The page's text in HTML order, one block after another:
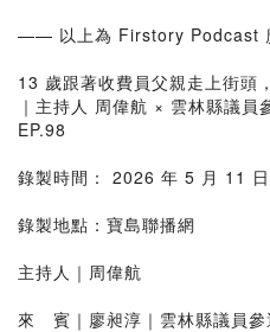
—— 以上為 Firstory
13 歲跟著收費員父親走上街頭
｜主持人 周偉航 × 雲林縣議員
EP.98
錄製時間： 2026 年 5 月 11 日
錄製地點：寶島聯播網
主持人｜周偉航
來 賓｜廖昶淳｜雲林縣議員參